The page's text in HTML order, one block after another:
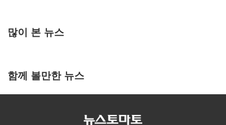
많이 본 뉴스
함께 볼만한 뉴스